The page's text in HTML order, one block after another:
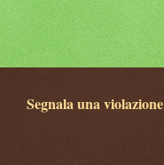
Segnala una violazione